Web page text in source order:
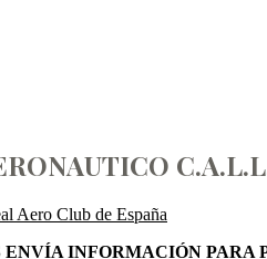
Aero Club de España
ENVÍA INFORMACIÓN